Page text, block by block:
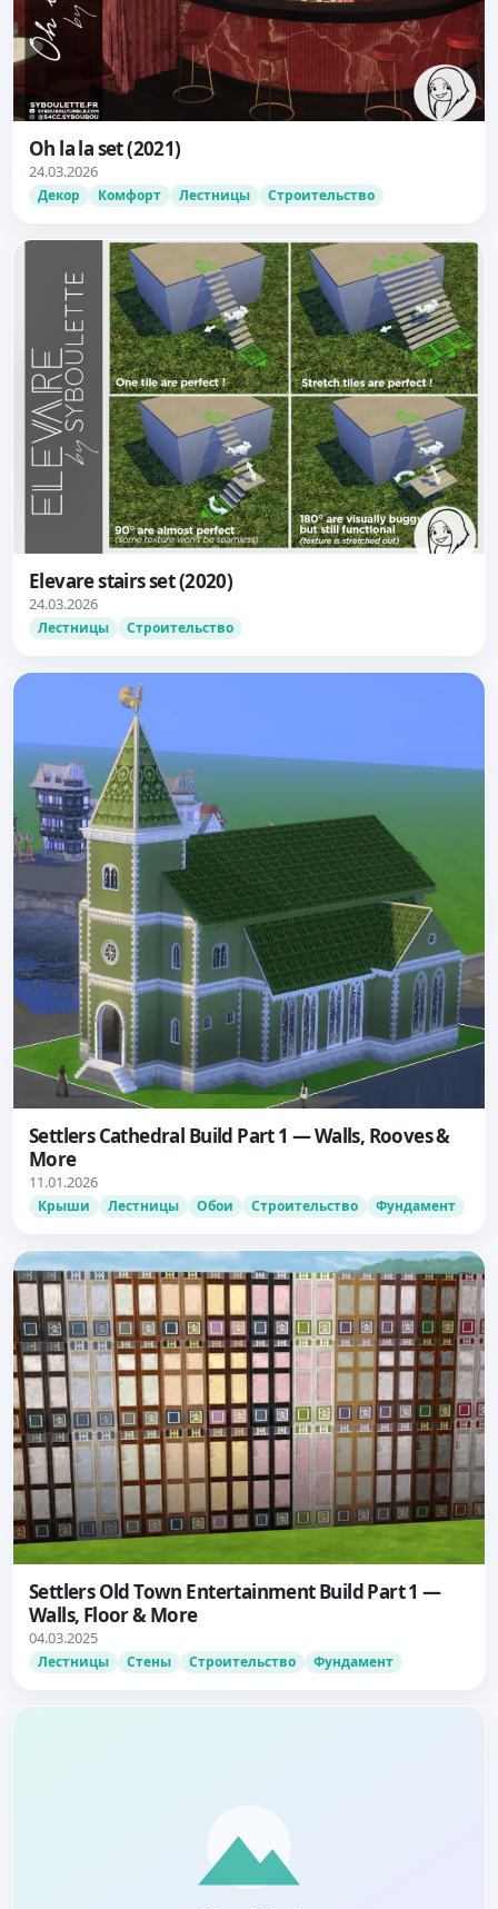
Oh la la set (2021)
24.03.2026
Декор Комфорт Лестницы Строительство
Elevare stairs set (2020)
24.03.2026
Лестницы Строительство
Settlers Cathedral Build Part 1 — Walls, Rooves &
More
11.01.2026
Крыши Лестницы Обои Строительство Фундамент
Settlers Old Town Entertainment Build Part 1 —
Walls, Floor & More
04.03.2025
Лестницы Стены Строительство Фундамент